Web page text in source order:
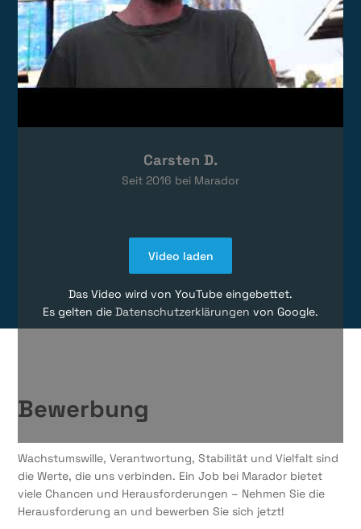
Video laden
Das Video wird von YouTube eingebettet.
Es gelten die Datenschutzerklärungen von Google.
Carsten D.
Seit 2016 bei Marador
Bewerbung
Wachstumswille, Verantwortung, Stabilität und Vielfalt sind
die Werte, die uns verbinden. Ein Job bei Marador bietet
viele Chancen und Herausforderungen – Nehmen Sie die
Herausforderung an und bewerben Sie sich jetzt!